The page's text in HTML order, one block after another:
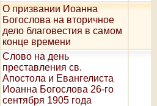
О призвании Иоанна
Богослова на вторичное
дело благовестия в самом
конце времени
Слово на день
преставления св.
Апостола и Евангелиста
Иоанна Богослова 26-го
сентября 1905 года